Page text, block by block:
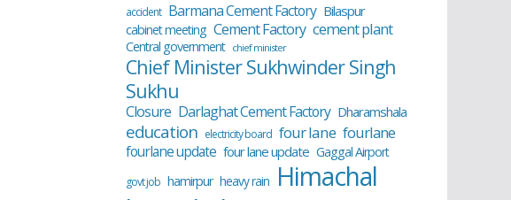
accident Barmana Cement Factory Bilaspur
cabinet meeting Cement Factory cement plant
Central government chief minister
Chief Minister Sukhwinder Singh
Sukhu
Closure Darlaghat Cement Factory Dharamshala
education electricity board four lane fourlane
fourlane update four lane update Gaggal Airport
govt job hamirpur heavy rain Himachal